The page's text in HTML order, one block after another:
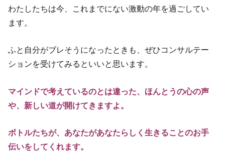
わたしたちは今、これまでにない激動の年を過ごしてい
ます。
ふと自分がブレそうになったときも、ぜひコンサルテー
ションを受けてみるといいと思います。
マインドで考えているのとは違った、ほんとうの心の声
や、新しい道が開けてきますよ。
ボトルたちが、あなたがあなたらしく生きることのお手
伝いをしてくれます。